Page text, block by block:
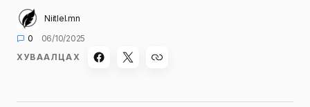
Niitlel.mn
0
06/10/2025
ХУВААЛЦАХ